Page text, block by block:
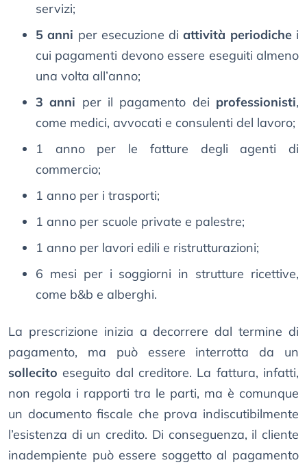
servizi;
5 anni per esecuzione diattività periodichei
cui pagamenti devono essere eseguiti almeno
una volta all’anno;
3 anni per il pagamento dei professionisti,
come medici, avvocati e consulenti del lavoro;
1 anno per le fatture degli agenti di
commercio;
1 anno per i trasporti;
1 anno per scuole private e palestre;
1 anno per lavori edili e ristrutturazioni;
6 mesi per i soggiorni in strutture ricettive,
come b&b e alberghi.
La prescrizione inizia a decorrere dal termine di
pagamento, ma può essere interrotta da un
sollecito eseguito dal creditore. La fattura, infatti,
non regola i rapporti tra le parti, ma è comunque
un documento fiscale che prova indiscutibilmente
l’esistenza di un credito. Di conseguenza, il cliente
inadempiente può essere soggetto al pagamento